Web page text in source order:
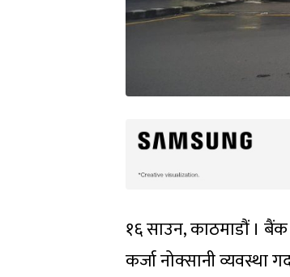
१६ साउन, काठमाडौं । बैंक
कर्जा नोक्सानी व्यवस्था